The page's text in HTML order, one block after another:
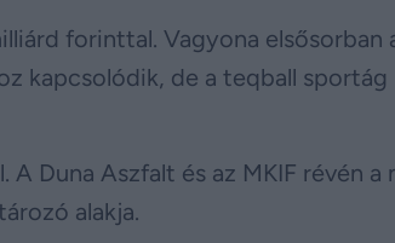
forinttal. Vagyona elsősorban
kapcsolódik, de a teqball sportág
Duna Aszfalt és az MKIF révén a
alakja.